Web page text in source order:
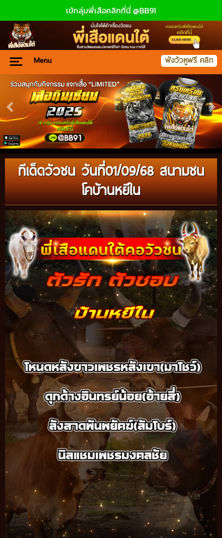
เข้กลุ่มพี่เสือคลิกที่นี่ @BB91
Menu ฟังวัวหูฟรี คลิก
ทีเด็ดวัวชน วันที่01/09/68 สนามชน
โคบ้านหยีใน